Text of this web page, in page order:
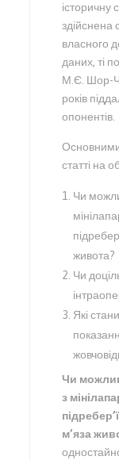
історичну
здійснена
власного
даних, ті
М.Є. Шор-
років
опонентів.
статті на
Чи
живота?
Чи
Які
Чи
з
м’яза